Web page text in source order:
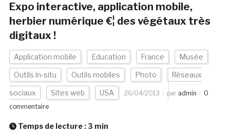
Expo interactive, application mobile,
herbier numérique €¦ des végétaux très
digitaux !
Application mobile Education France Musée
Outils in-situ Outils mobiles Photo Réseaux
sociaux Sites web USA 26/04/2013 par admin
0
commentaire
Temps de lecture : 3 min